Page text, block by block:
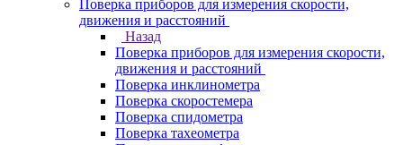
Поверка приборов для измерения скорости,
движения и расстояний
Назад
Поверка приборов для измерения скорости,
движения и расстояний
Поверка инклинометра
Поверка скоростемера
Поверка спидометра
Поверка тахеометра